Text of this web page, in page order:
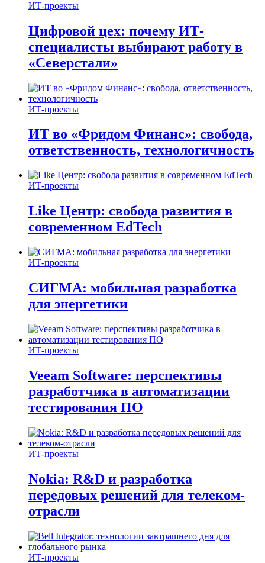
ИТ-проекты
Цифровой цех: почему ИТ-
специалисты выбирают работу в
«Северстали»
ИТ-проекты
ИТ во «Фридом Финанс»: свобода,
ответственность, технологичность
ИТ-проекты
Like Центр: свобода развития в
современном EdTech
ИТ-проекты
СИГМА: мобильная разработка
для энергетики
ИТ-проекты
Veeam Software: перспективы
разработчика в автоматизации
тестирования ПО
ИТ-проекты
Nokia: R&D и разработка
передовых решений для телеком-
отрасли
ИТ-проекты